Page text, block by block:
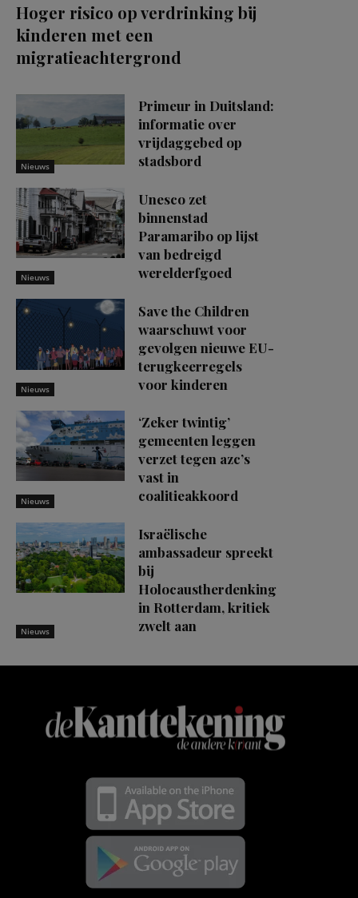
Hoger risico op verdrinking bij
kinderen met een
migratieachtergrond
Nieuws
Primeur in Duitsland:
informatie over
vrijdaggebed op
stadsbord
Nieuws
Unesco zet
binnenstad
Paramaribo op lijst
van bedreigd
werelderfgoed
Nieuws
Save the Children
waarschuwt voor
gevolgen nieuwe EU-
terugkeerregels
voor kinderen
Nieuws
‘Zeker twintig’
gemeenten leggen
verzet tegen azc’s
vast in
coalitieakkoord
Nieuws
Israëlische
ambassadeur spreekt
bij
Holocaustherdenking
in Rotterdam, kritiek
zwelt aan